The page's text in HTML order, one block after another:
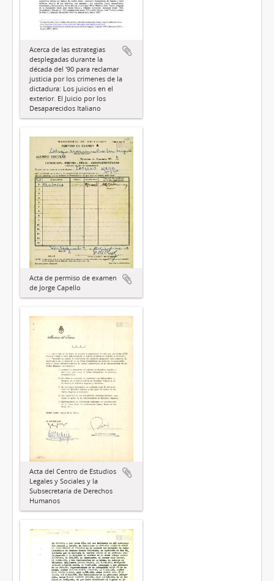
Acerca de las estrategias
desplegadas durante la
década del '90 para reclamar
justicia por los crímenes de la
dictadura: Los juicios en el
exterior. El Juicio por los
Desaparecidos Italiano
Acta de permiso de examen
de Jorge Capello
Acta del Centro de Estudios
Legales y Sociales y la
Subsecretaría de Derechos
Humanos